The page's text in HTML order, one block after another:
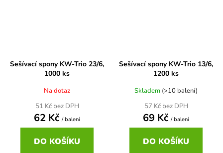
Sešívací spony KW-Trio 23/6,
1000 ks
Na dotaz
51 Kč bez DPH
62 Kč / balení
DO KOŠÍKU
Sešívací spony KW-Trio 13/6,
1200 ks
Skladem (>10 balení)
57 Kč bez DPH
69 Kč / balení
DO KOŠÍKU